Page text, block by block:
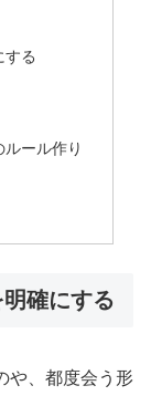
する
ール作り
確にする
や、都度会う形